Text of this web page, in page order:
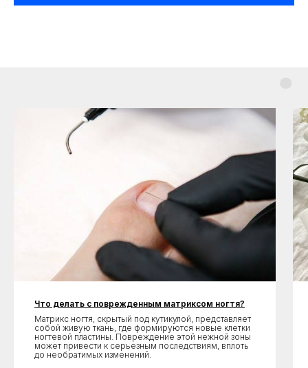
Что делать с поврежденным матриксом ногтя?
Матрикс ногтя, скрытый под кутикулой, представляет
собой живую ткань, где формируются новые клетки
ногтевой пластины. Повреждение этой нежной зоны
может привести к серьезным последствиям, вплоть
до необратимых изменений.